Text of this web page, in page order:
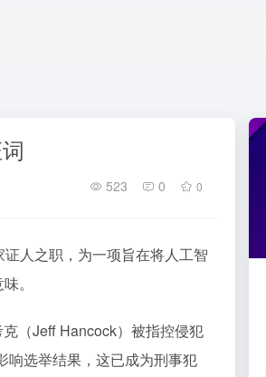
523 0 0
人之职，为一项旨在将人工智
。
（Jeff Hancock）被指控侵犯
响选举结果，这已成为刑事犯